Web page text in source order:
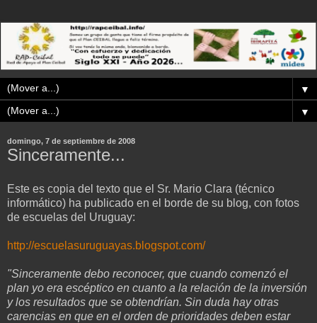
▼
▼
domingo, 7 de septiembre de 2008
Sinceramente...
Este es copia del texto que el Sr. Mario Clara (técnico
informático) ha publicado en el borde de su blog, con fotos
de escuelas del Uruguay:
http://escuelasuruguayas.blogspot.com/
"Sinceramente debo reconocer, que cuando comenzó el
plan yo era escéptico en cuanto a la relación de la inversión
y los resultados que se obtendrían. Sin duda hay otras
carencias en que en el orden de prioridades deben estar